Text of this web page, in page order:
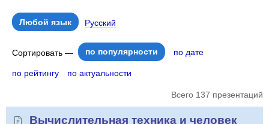
Любой язык Русский
Сортировать — по популярности по дате
по рейтингу по актуальности
Всего 137 презентаций
Вычислительная техника и человек